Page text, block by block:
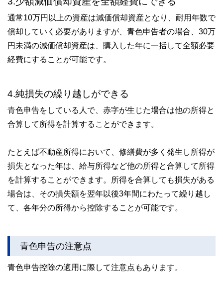
通常10万円以上の資産は減価償却資産となり、耐用年数で
償却していく必要がありますが、青色申告者の場合、30万
円未満の減価償却資産は、購入した年に一括して全額必要
経費にすることが可能です。
4.純損失の繰り越しができる
青色申告をしている人で、赤字が生じた場合は他の所得と
合算して所得を計算することができます。
たとえば不動産所得において、修繕費が多く発生し所得が
損失となった年は、給与所得など他の所得と合算して所得
を計算することができます。所得を合算しても損失がある
場合は、その損失額を翌年以後3年間にわたって繰り越し
て、各年分の所得から控除することが可能です。
青色申告の注意点
青色申告控除の適用に際して注意点もあります。